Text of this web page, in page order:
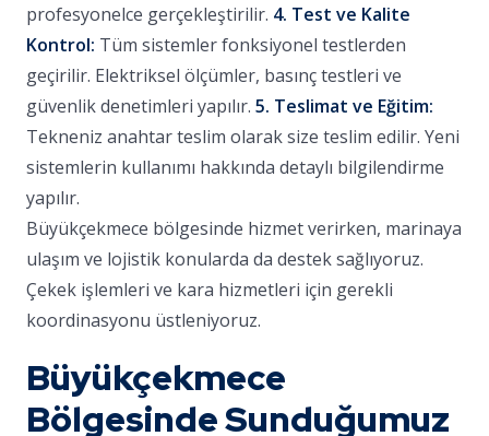
profesyonelce gerçekleştirilir. 4. Test ve Kalite
Kontrol: Tüm sistemler fonksiyonel testlerden
geçirilir. Elektriksel ölçümler, basınç testleri ve
güvenlik denetimleri yapılır. 5. Teslimat ve Eğitim:
Tekneniz anahtar teslim olarak size teslim edilir. Yeni
sistemlerin kullanımı hakkında detaylı bilgilendirme
yapılır.
Büyükçekmece bölgesinde hizmet verirken, marinaya
ulaşım ve lojistik konularda da destek sağlıyoruz.
Çekek işlemleri ve kara hizmetleri için gerekli
koordinasyonu üstleniyoruz.
Büyükçekmece
Bölgesinde Sunduğumuz